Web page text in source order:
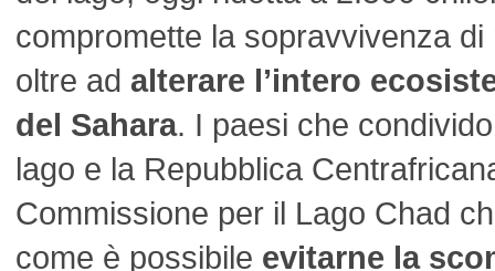
compromette la sopravvivenza
oltre ad alterare l’intero
del Sahara. I paesi che
lago e la Repubblica
Commissione per il Lago Chad
come è possibile evitarne la